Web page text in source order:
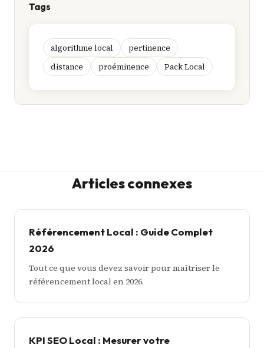
Tags
algorithme local
pertinence
distance
proéminence Pack Local
Articles connexes
Référencement Local : Guide Complet
2026
Tout ce que vous devez savoir pour maîtriser le
référencement local en 2026.
KPI SEO Local : Mesurer votre